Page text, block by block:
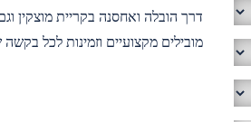
דרך הובלה ואחסנה בקריית מוצקין
מובילים מקצועיים וזמינות לכל